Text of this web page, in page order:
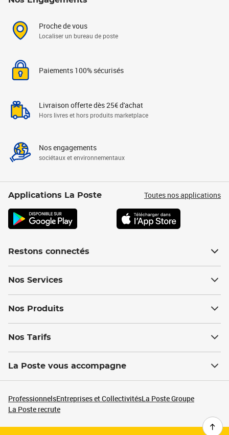
Proche de vous
Localiser un bureau de poste
Paiements 100% sécurisés
Livraison offerte dès 25€ d'achat
Hors livres et hors produits marketplace
Nos engagements
sociétaux et environnementaux
Applications La Poste Toutes nos applications
Restons connectés
Nos Services
Nos Produits
Nos Tarifs
La Poste vous accompagne
ProfessionnelsEntreprises et CollectivitésLa Poste Groupe
La Poste recrute